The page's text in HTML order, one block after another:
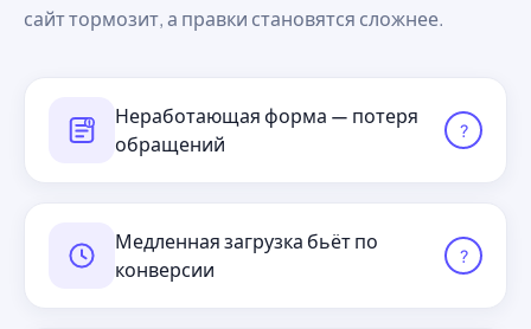
сайт тормозит, а правки становятся сложнее.
Неработающая форма — потеря
обращений
?
Медленная загрузка бьёт по
конверсии
?